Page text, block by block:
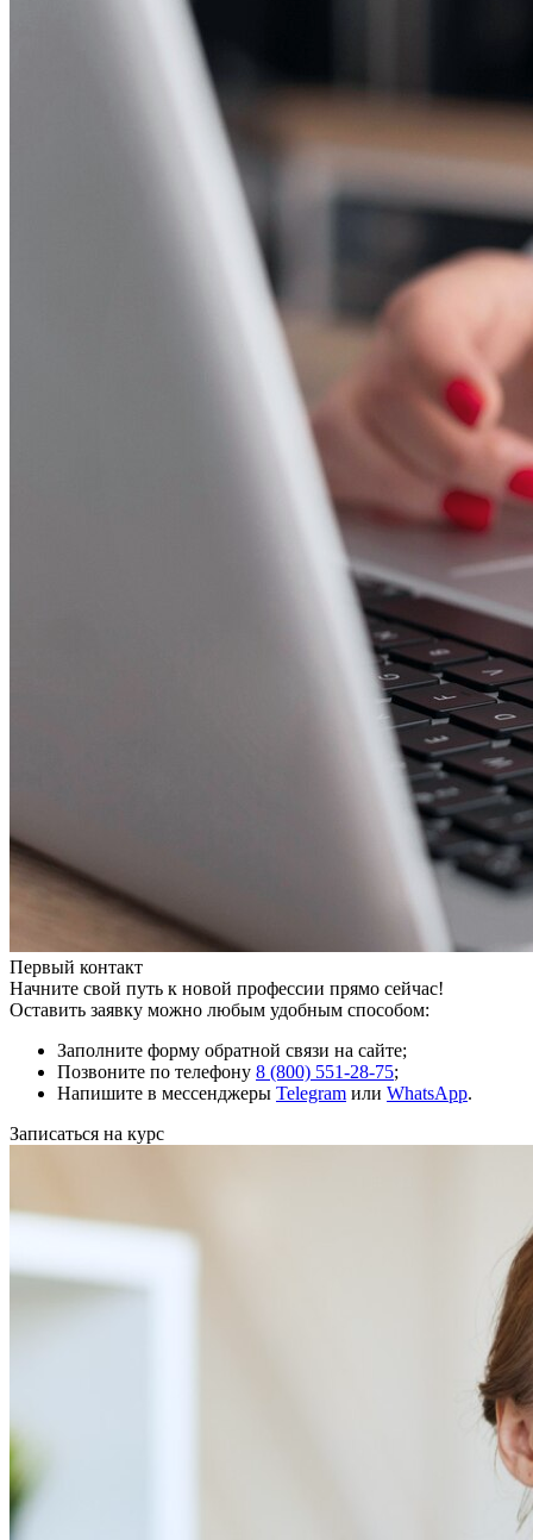
Первый контакт
Начните свой путь к новой профессии прямо сейчас!
Оставить заявку можно любым удобным способом:
Заполните форму обратной связи на сайте;
Позвоните по телефону 8 (800) 551-28-75;
Напишите в мессенджеры Telegram или WhatsApp.
Записаться на курс